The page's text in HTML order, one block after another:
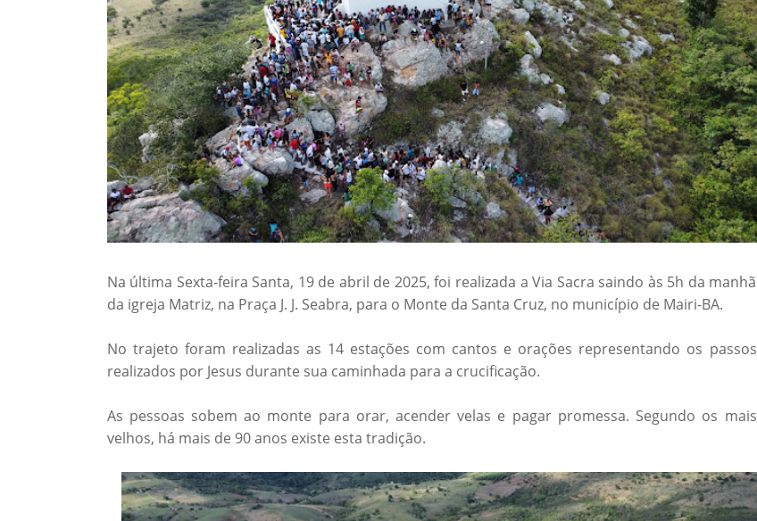
Na última Sexta-feira Santa, 19 de abril de 2025, foi realizada a Via Sacra saindo às 5h da manhã
da igreja Matriz, na Praça J. J. Seabra, para o Monte da Santa Cruz, no município de Mairi-BA.
No trajeto foram realizadas as 14 estações com cantos e orações representando os passos
realizados por Jesus durante sua caminhada para a crucificação.
As pessoas sobem ao monte para orar, acender velas e pagar promessa. Segundo os mais
velhos, há mais de 90 anos existe esta tradição.